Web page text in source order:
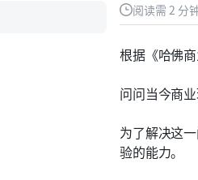
阅读需 2 分
根据《哈佛
问问当今商
为了解决这
验的能力。